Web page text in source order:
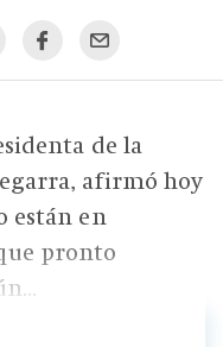
de la
afirmó hoy
están en
pronto